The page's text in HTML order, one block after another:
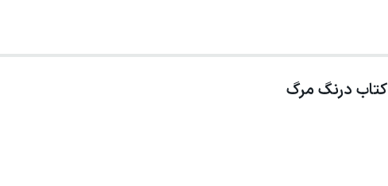
کتاب درنگ مرگ